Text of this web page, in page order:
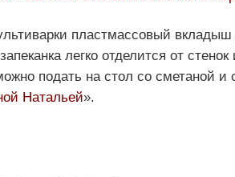
пластмассовый вкладыш
легко отделится от
подать на стол со сметаной и
Натальей».